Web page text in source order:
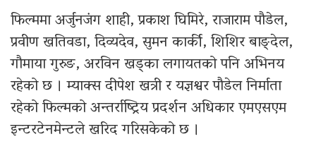
फिल्ममा अर्जुनजंग शाही, प्रकाश घिमिरे, राजाराम पौडेल,
प्रवीण खतिवडा, दिव्यदेव, सुमन कार्की, शिशिर बाङ्देल,
गौमाया गुरुङ, अरविन खड्का लगायतको पनि अभिनय
रहेको छ । म्याक्स दीपेश खत्री र यज्ञश्वर पौडेल निर्माता
रहेको फिल्मको अन्तर्राष्ट्रिय प्रदर्शन अधिकार एमएसएम
इन्टरटेनमेन्टले खरिद गरिसकेको छ ।